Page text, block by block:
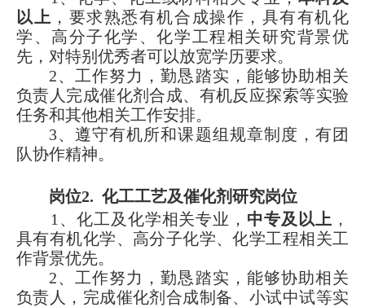
以上 ，要求熟悉有机合成操作，具有有机化
学、高分子化学、化学工程相关研究背景优
先，对特别优秀者可以放宽学历要求。
2、工作努力，勤恳踏实，能够协助相关
负责人完成催化剂合成、有机反应探索等实验
任务和其他相关工作安排。
3、遵守有机所和课题组规章制度，有团
队协作精神。
岗位2. 化工工艺及催化剂研究岗位
1、化工及化学相关专业， 中专及以上 ，
具有有机化学、高分子化学、化学工程相关工
作背景优先。
2、工作努力，勤恳踏实，能够协助相关
负责人，完成催化剂合成制备、小试中试等实